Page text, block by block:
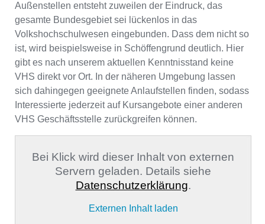
Außenstellen entsteht zuweilen der Eindruck, das
gesamte Bundesgebiet sei lückenlos in das
Volkshochschulwesen eingebunden. Dass dem nicht so
ist, wird beispielsweise in Schöffengrund deutlich. Hier
gibt es nach unserem aktuellen Kenntnisstand keine
VHS direkt vor Ort. In der näheren Umgebung lassen
sich dahingegen geeignete Anlaufstellen finden, sodass
Interessierte jederzeit auf Kursangebote einer anderen
VHS Geschäftsstelle zurückgreifen können.
Bei Klick wird dieser Inhalt von externen
Servern geladen. Details siehe
Datenschutzerklärung.
Externen Inhalt laden